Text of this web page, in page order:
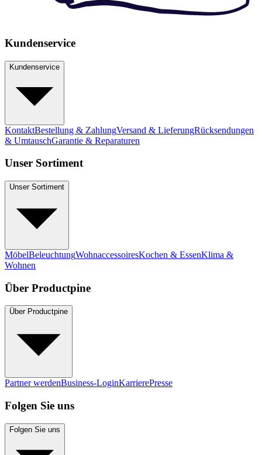
Kundenservice
Kundenservice
KontaktBestellung & ZahlungVersand & LieferungRücksendungen
& UmtauschGarantie & Reparaturen
Unser Sortiment
Unser Sortiment
MöbelBeleuchtungWohnaccessoiresKochen & EssenKlima &
Wohnen
Über Productpine
Über Productpine
Partner werdenBusiness-LoginKarrierePresse
Folgen Sie uns
Folgen Sie uns